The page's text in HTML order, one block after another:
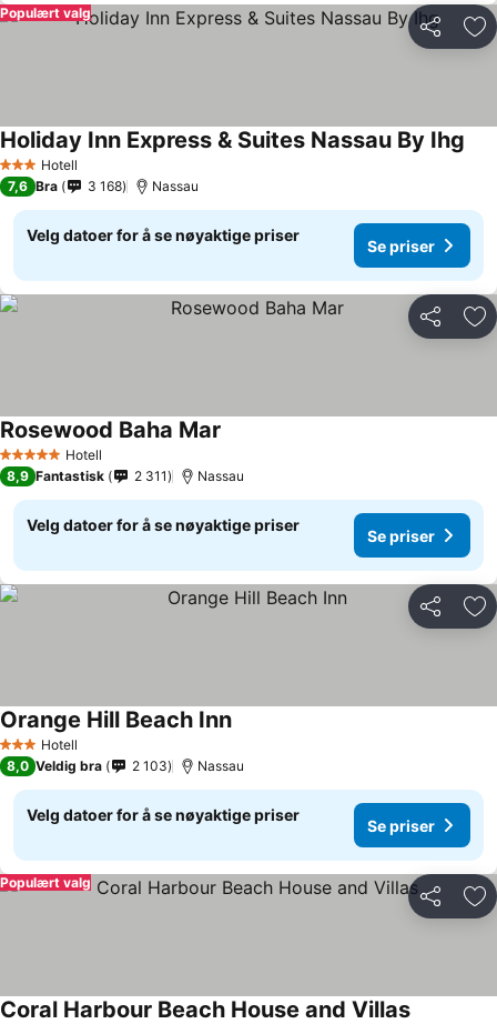
Del
Populært valg
3 StjernerHotell
Holiday Inn Express & Suites Nassau By Ihg
7,6 Bra 3 168 Nassau
Velg datoer for å se nøyaktige priser
Se priser
Del
5 Stjerner Hotell
Rosewood Baha Mar
8,9 Fantastisk 2 311 Nassau
Velg datoer for å se nøyaktige priser
Se priser
Del
3 StjernerHotell
Orange Hill Beach Inn
8,0 Veldig bra 2 103 Nassau
Velg datoer for å se nøyaktige priser
Se priser
Del
Populært valg
Coral Harbour Beach House and Villas